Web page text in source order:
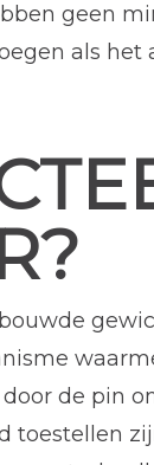
geen
als
de pin
toestellen